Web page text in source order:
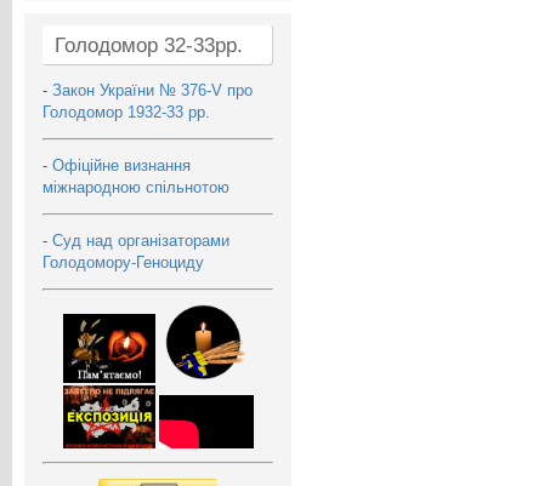
Голодомор 32-33рр.
- Закон України № 376-V про
Голодомор 1932-33 рр.
- Офіційне визнання
міжнародною спільнотою
- Суд над організаторами
Голодомору-Геноциду